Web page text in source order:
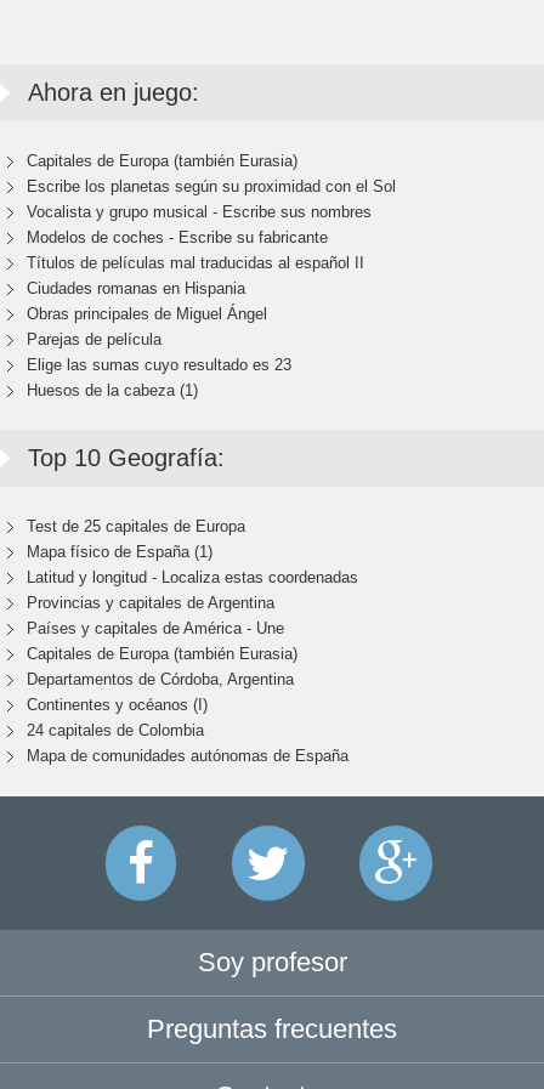
Ahora en juego:
Capitales de Europa (también Eurasia)
Escribe los planetas según su proximidad con el Sol
Vocalista y grupo musical - Escribe sus nombres
Modelos de coches - Escribe su fabricante
Títulos de películas mal traducidas al español II
Ciudades romanas en Hispania
Obras principales de Miguel Ángel
Parejas de película
Elige las sumas cuyo resultado es 23
Huesos de la cabeza (1)
Top 10 Geografía:
Test de 25 capitales de Europa
Mapa físico de España (1)
Latitud y longitud - Localiza estas coordenadas
Provincias y capitales de Argentina
Países y capitales de América - Une
Capitales de Europa (también Eurasia)
Departamentos de Córdoba, Argentina
Continentes y océanos (I)
24 capitales de Colombia
Mapa de comunidades autónomas de España
Soy profesor
Preguntas frecuentes